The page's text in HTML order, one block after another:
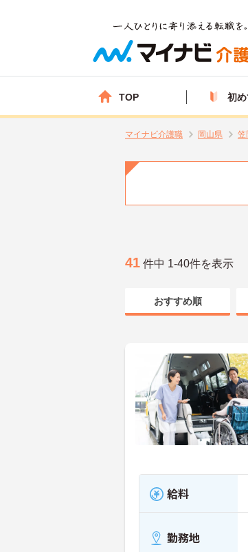
TOP 初
マイナビ介護職 岡山県 笠
41 件中 1-40件を表示
おすすめ順
給料
勤務地